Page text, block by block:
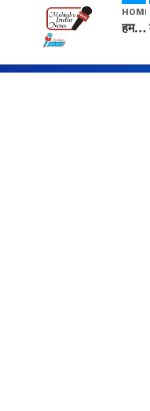
HOME
हम सनातनी..." सांसद kangana Ranaut से क्या बोली लड़की? Viral Jantar-Mantar | CJP protest